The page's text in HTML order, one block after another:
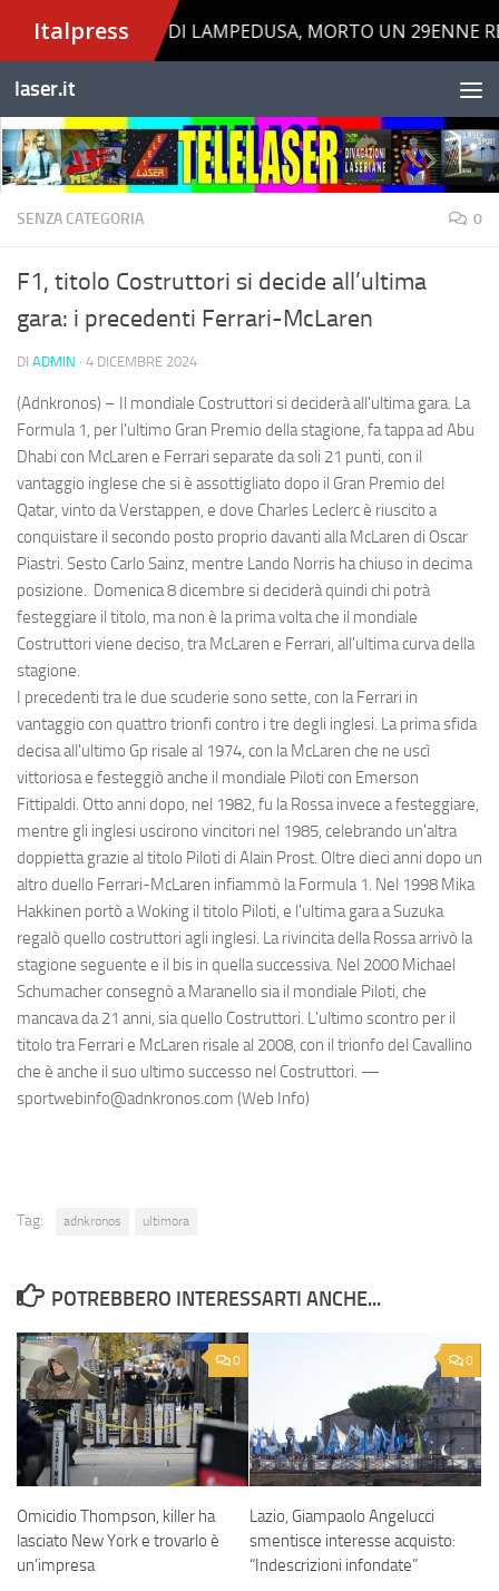
Salta al contenuto
laser.it
SENZA CATEGORIA 0
F1, titolo Costruttori si decide all’ultima
gara: i precedenti Ferrari-McLaren
DI ADMIN · 4 DICEMBRE 2024
(Adnkronos) – Il mondiale Costruttori si deciderà all'ultima gara. La
Formula 1, per l'ultimo Gran Premio della stagione, fa tappa ad Abu
Dhabi con McLaren e Ferrari separate da soli 21 punti, con il
vantaggio inglese che si è assottigliato dopo il Gran Premio del
Qatar, vinto da Verstappen, e dove Charles Leclerc è riuscito a
conquistare il secondo posto proprio davanti alla McLaren di Oscar
Piastri. Sesto Carlo Sainz, mentre Lando Norris ha chiuso in decima
posizione. Domenica 8 dicembre si deciderà quindi chi potrà
festeggiare il titolo, ma non è la prima volta che il mondiale
Costruttori viene deciso, tra McLaren e Ferrari, all'ultima curva della
stagione.
I precedenti tra le due scuderie sono sette, con la Ferrari in
vantaggio con quattro trionfi contro i tre degli inglesi. La prima sfida
decisa all'ultimo Gp risale al 1974, con la McLaren che ne uscì
vittoriosa e festeggiò anche il mondiale Piloti con Emerson
Fittipaldi. Otto anni dopo, nel 1982, fu la Rossa invece a festeggiare,
mentre gli inglesi uscirono vincitori nel 1985, celebrando un'altra
doppietta grazie al titolo Piloti di Alain Prost. Oltre dieci anni dopo un
altro duello Ferrari-McLaren infiammò la Formula 1. Nel 1998 Mika
Hakkinen portò a Woking il titolo Piloti, e l'ultima gara a Suzuka
regalò quello costruttori agli inglesi. La rivincita della Rossa arrivò la
stagione seguente e il bis in quella successiva. Nel 2000 Michael
Schumacher consegnò a Maranello sia il mondiale Piloti, che
mancava da 21 anni, sia quello Costruttori. L'ultimo scontro per il
titolo tra Ferrari e McLaren risale al 2008, con il trionfo del Cavallino
che è anche il suo ultimo successo nel Costruttori. —
sportwebinfo@adnkronos.com (Web Info)
Tag: adnkronos ultimora
POTREBBERO INTERESSARTI ANCHE...
0
Omicidio Thompson, killer ha
lasciato New York e trovarlo è
un’impresa
0
Lazio, Giampaolo Angelucci
smentisce interesse acquisto:
“Indescrizioni infondate”